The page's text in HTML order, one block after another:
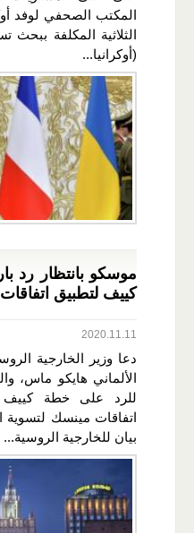
المكتب الصحفي لوفد
الثلاثية المكلفة ببحث
(أوكرانيا...
موسكو بانتظار رد
كييف لتطبيق
2020.11.11
دعا وزير الخارجية
الألماني هايكو ماس،
للرد على خطة كييف
اتفاقات مينسك لتسوية
بيان للخارجية الروسية...